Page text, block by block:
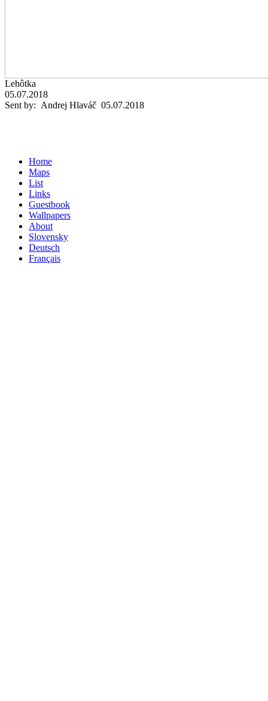
Lehôtka
05.07.2018
Sent by: Andrej Hlaváč 05.07.2018
Home
Maps
List
Links
Guestbook
Wallpapers
About
Slovensky
Deutsch
Français